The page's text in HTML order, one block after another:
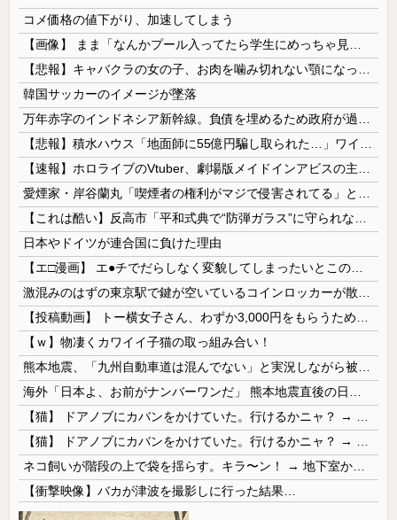
コメ価格の値下がり、加速してしまう
韓国サッカーのイメージが墜落
日本やドイツが連合国に負けた理由
【ｗ】物凄くカワイイ子猫の取っ組み合い！
【衝撃映像】バカが津波を撮影しに行った結果…